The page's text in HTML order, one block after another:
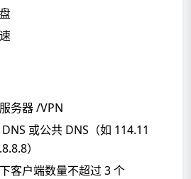
务器 /VPN
或公共 DNS（如 114.11
）
客户端数量不超过 3 个